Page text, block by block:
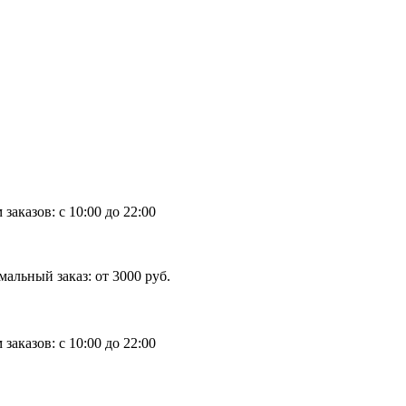
с 10:00 до 22:00
заказ:от 3000 руб.
с 10:00 до 22:00